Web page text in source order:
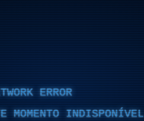
ERROR
MOMENTO INDISPONÍVEL